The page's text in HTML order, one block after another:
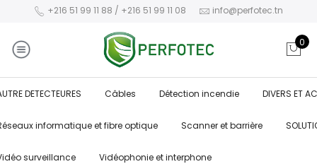
+216 51 99 11 88 / +216 51 99 11 08 info@perfotec.tn
0
DETECTEURES Câbles Détection incendie DIVERS ET
informatique et fibre optique Scanner et barrière
surveillance Vidéophonie et interphone